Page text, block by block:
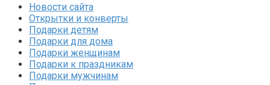
Новости сайта
Открытки и конверты
Подарки детям
Подарки для дома
Подарки женщинам
Подарки к праздникам
Подарки мужчинам